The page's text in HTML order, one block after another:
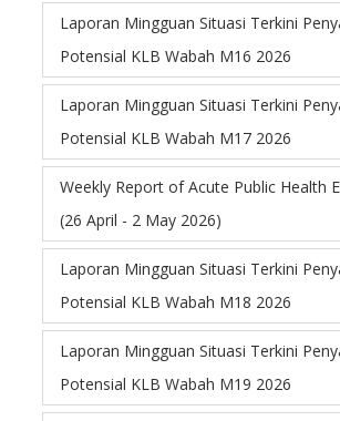
Laporan Mingguan Situasi Terkini
Potensial KLB Wabah M16 2026
Laporan Mingguan Situasi Terkini
Potensial KLB Wabah M17 2026
Weekly Report of Acute Public Health
(26 April - 2 May 2026)
Laporan Mingguan Situasi Terkini
Potensial KLB Wabah M18 2026
Laporan Mingguan Situasi Terkini
Potensial KLB Wabah M19 2026